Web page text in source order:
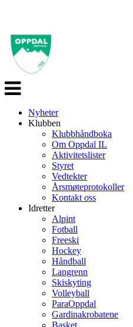
Veksle
navigasjon
Nyheter
Klubben
Klubbhåndboka
Om Oppdal IL
Aktivitetslister
Styret
Vedtekter
Årsmøteprotokoller
Kontakt oss
Idretter
Alpint
Fotball
Freeski
Hockey
Håndball
Langrenn
Skiskyting
Volleyball
ParaOppdal
Gardinakrobatene